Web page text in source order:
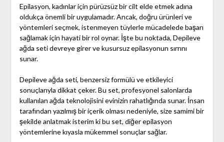
Epilasyon, kadınlar için pürüzsüz bir cilt elde etmek adına
oldukça önemli bir uygulamadır. Ancak, doğru ürünleri ve
yöntemleri seçmek, istenmeyen tüylerle mücadelede başarı
sağlamak için hayati bir rol oynar. İşte bu noktada, Depileve
ağda seti devreye girer ve kusursuz epilasyonun sırrını
sunar.
Depileve ağda seti, benzersiz formülü ve etkileyici
sonuçlarıyla dikkat çeker. Bu set, profesyonel salonlarda
kullanılan ağda teknolojisini evinizin rahatlığında sunar. İnsan
tarafından yazılmış bir içerik olması nedeniyle, size samimi bir
şekilde anlatmak isterim ki bu set, diğer epilasyon
yöntemlerine kıyasla mükemmel sonuçlar sağlar.